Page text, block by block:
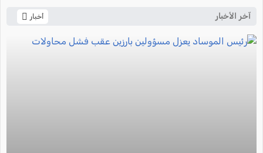
آخر الأخبار أخبار